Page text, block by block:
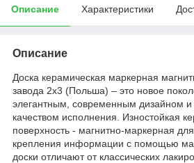
Описание Характеристики
Описание
Доска керамическая маркерная
завода 2x3 (Польша) – это новое
элегантным, современным дизайном и
качеством исполнения. Изностойкая
поверхность - магнитно-маркерная
крепления информации с помощью
доски отличают от классических